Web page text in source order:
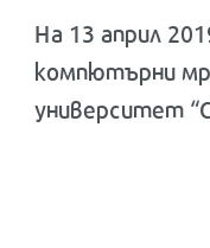
На 13 април
компютърни
университет